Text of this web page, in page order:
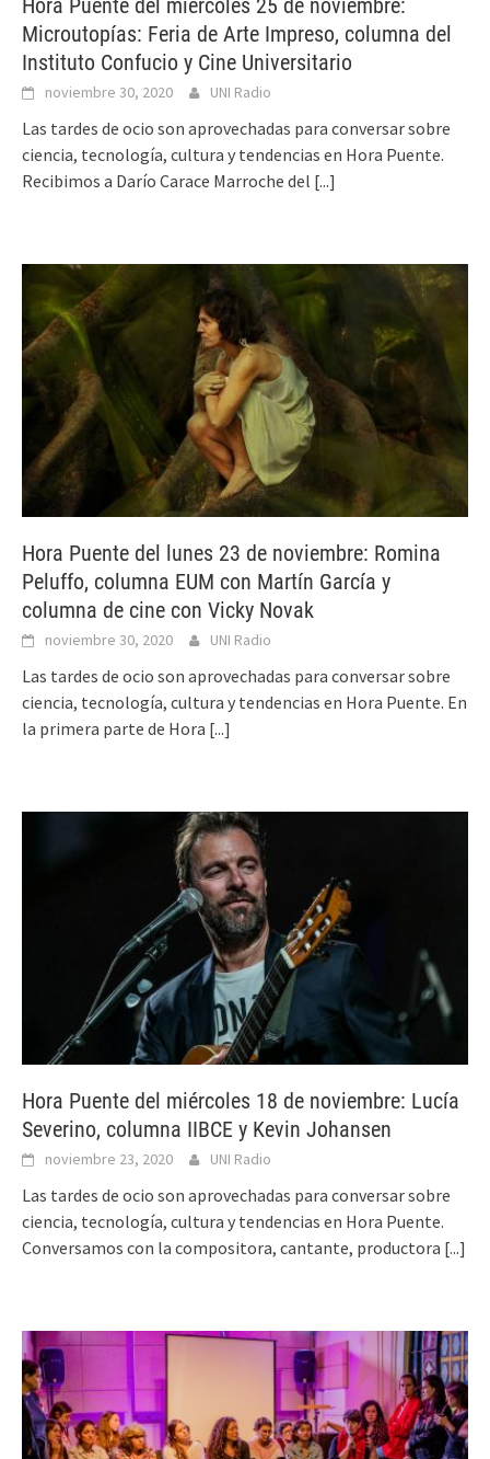
Microutopías: Feria de Arte Impreso, columna del
Instituto Confucio y Cine Universitario
noviembre 30, 2020 UNI Radio
Las tardes de ocio son aprovechadas para conversar sobre
ciencia, tecnología, cultura y tendencias en Hora Puente.
Recibimos a Darío Carace Marroche del [...]
Hora Puente del lunes 23 de noviembre: Romina
Peluffo, columna EUM con Martín García y
columna de cine con Vicky Novak
noviembre 30, 2020 UNI Radio
Las tardes de ocio son aprovechadas para conversar sobre
ciencia, tecnología, cultura y tendencias en Hora Puente. En
la primera parte de Hora [...]
Hora Puente del miércoles 18 de noviembre: Lucía
Severino, columna IIBCE y Kevin Johansen
noviembre 23, 2020 UNI Radio
Las tardes de ocio son aprovechadas para conversar sobre
ciencia, tecnología, cultura y tendencias en Hora Puente.
Conversamos con la compositora, cantante, productora [...]